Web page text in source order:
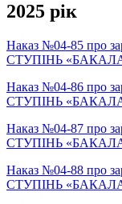
2025 рік
Наказ №04-85 про
СТУПІНЬ
Наказ №04-86 про
СТУПІНЬ
Наказ №04-87 про
СТУПІНЬ
Наказ №04-88 про
СТУПІНЬ